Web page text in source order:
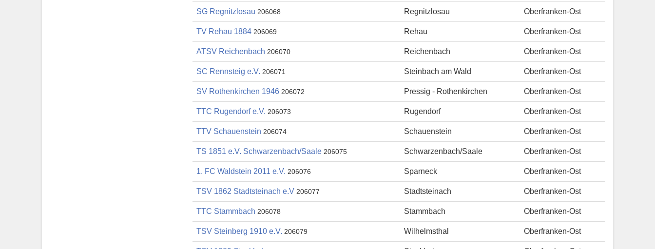
SG Regnitzlosau 206068 Regnitzlosau Oberfranken-Ost
TV Rehau 1884 206069 Rehau Oberfranken-Ost
ATSV Reichenbach 206070 Reichenbach Oberfranken-Ost
SC Rennsteig e.V. 206071 Steinbach am Wald Oberfranken-Ost
SV Rothenkirchen 1946 206072 Pressig - Rothenkirchen Oberfranken-Ost
TTC Rugendorf e.V. 206073 Rugendorf Oberfranken-Ost
TTV Schauenstein 206074 Schauenstein Oberfranken-Ost
TS 1851 e.V. Schwarzenbach/Saale 206075 Schwarzenbach/Saale Oberfranken-Ost
1. FC Waldstein 2011 e.V. 206076 Sparneck Oberfranken-Ost
TSV 1862 Stadtsteinach e.V 206077 Stadtsteinach Oberfranken-Ost
TTC Stammbach 206078 Stammbach Oberfranken-Ost
TSV Steinberg 1910 e.V. 206079 Wilhelmsthal Oberfranken-Ost